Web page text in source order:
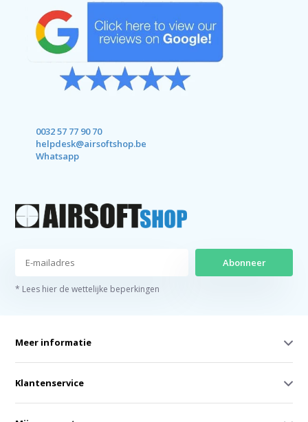
0032 57 77 90 70
helpdesk@airsoftshop.be
Whatsapp
Abonneer
* Lees hier de wettelijke beperkingen
Meer informatie
Klantenservice